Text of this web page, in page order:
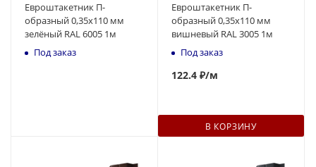
Евроштакетник П-
образный 0,35x110 мм
зелёный RAL 6005 1м
Под заказ
Евроштакетник П-
образный 0,35x110 мм
вишневый RAL 3005 1м
Под заказ
122.4 ₽/м
В КОРЗИНУ